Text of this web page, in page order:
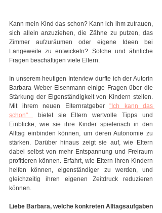
Kann mein Kind das schon? Kann ich ihm zutrauen,
sich allein anzuziehen, die Zähne zu putzen, das
Zimmer aufzuräumen oder eigene Ideen bei
Langeweile zu entwickeln? Solche und ähnliche
Fragen beschäftigen viele Eltern.
In unserem heutigen Interview durfte ich der Autorin
Barbara Weber-Eisenmann einige Fragen über die
Stärkung der Eigenständigkeit von Kindern stellen.
Mit ihrem neuen Elternratgeber "Ich kann das
schon"
bietet sie Eltern wertvolle Tipps und
Einblicke, wie sie ihre Kinder spielerisch in den
Alltag einbinden können, um deren Autonomie zu
stärken. Darüber hinaus zeigt sie auf, wie Eltern
dabei selbst von mehr Entspannung und Freiraum
profitieren können. Erfahrt, wie Eltern ihren Kindern
helfen können, eigenständiger zu werden, und
gleichzeitig ihren eigenen Zeitdruck reduzieren
können.
Liebe Barbara, welche konkreten Alltagsaufgaben